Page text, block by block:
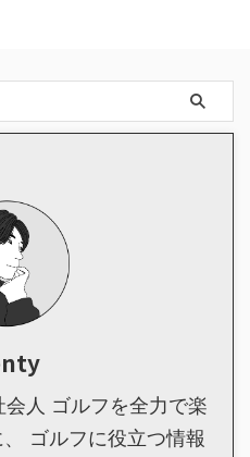
人 ゴルフを全力で楽
ゴルフに役立つ情報